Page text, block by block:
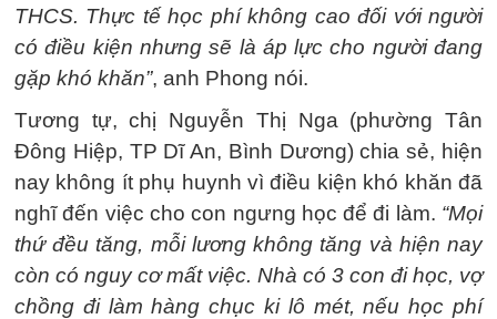
THCS. Thực tế học phí không cao đối với người
có điều kiện nhưng sẽ là áp lực cho người đang
gặp khó khăn”, anh Phong nói.
Tương tự, chị Nguyễn Thị Nga (phường Tân
Đông Hiệp, TP Dĩ An, Bình Dương) chia sẻ, hiện
nay không ít phụ huynh vì điều kiện khó khăn đã
nghĩ đến việc cho con ngưng học để đi làm. “Mọi
thứ đều tăng, mỗi lương không tăng và hiện nay
còn có nguy cơ mất việc. Nhà có 3 con đi học, vợ
chồng đi làm hàng chục ki lô mét, nếu học phí